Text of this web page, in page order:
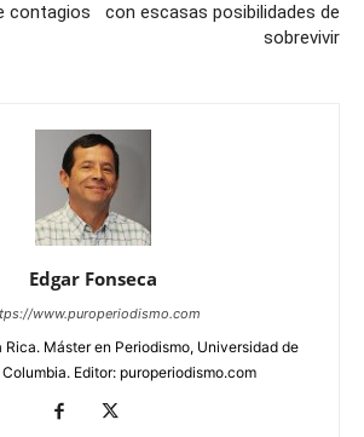
contagios
con escasas posibilidades de
sobrevivir
Edgar Fonseca
www.puroperiodismo.com
Rica. Máster en Periodismo, Universidad de
Editor: puroperiodismo.com